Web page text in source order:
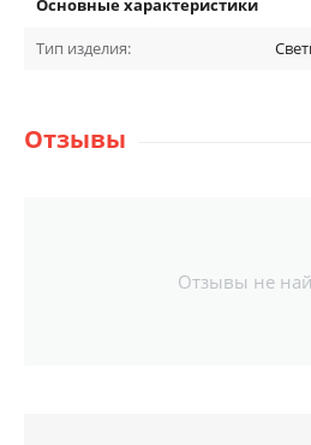
Основные характеристики
Тип изделия:
Отзывы
Отзывы не